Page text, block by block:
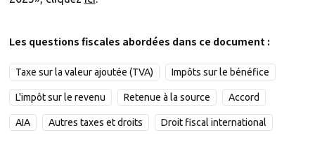
Les questions fiscales abordées dans ce document :
Taxe sur la valeur ajoutée (TVA) Impôts sur le bénéfice
L'impôt sur le revenu Retenue à la source Accord
AIA Autres taxes et droits Droit fiscal international